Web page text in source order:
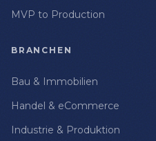
MVP to Production
BRANCHEN
Bau & Immobilien
Handel & eCommerce
Industrie & Produktion